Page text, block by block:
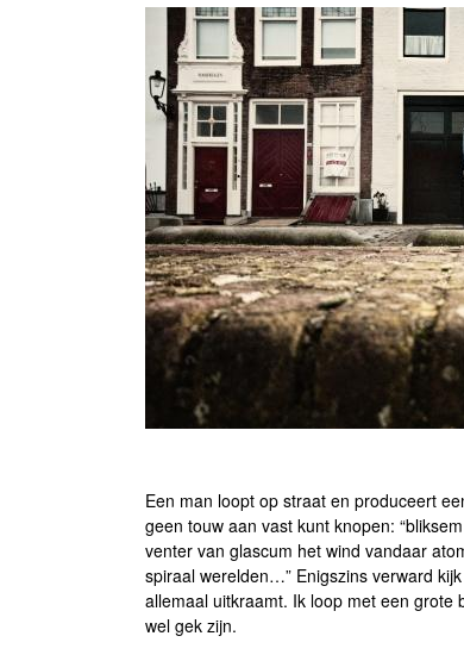
Een man loopt op straat en produceert
geen touw aan vast kunt knopen:
venter van glascum het wind vandaar
spiraal werelden…” Enigszins verward
allemaal uitkraamt. Ik loop met een
wel gek zijn.